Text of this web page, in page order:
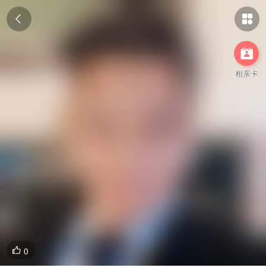
 

相亲卡
 0